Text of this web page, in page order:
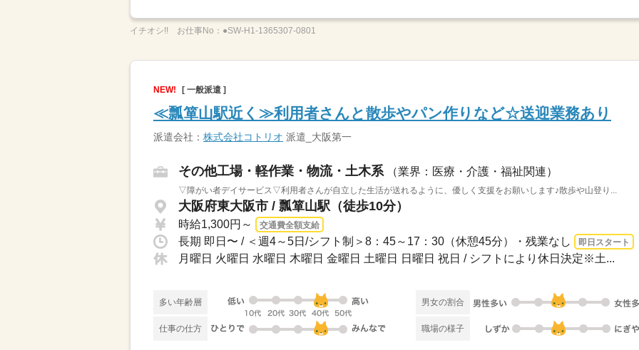
イチオシ!! お仕事No： ●SW-H1-1365307-0801
NEW! [ 一般派遣 ]
≪瓢箪山駅近く≫利用者さんと散歩やパン作りなど☆送迎業務あり
派遣会社： 株式会社コトリオ 派遣_大阪第一
その他工場・軽作業・物流・土木系 （業界：医療・介護・福祉関連）
▽障がい者デイサービス▽利用者さんが自立した生活が送れるように、優しく支援をお願いします♪散歩や山登り...
大阪府東大阪市 / 瓢箪山駅（徒歩10分）
時給1,300円～ 交通費全額支給
長期 即日〜 / ＜週4～5日/シフト制＞8：45～17：30（休憩45分）・残業なし 即日スタート
月曜日 火曜日 水曜日 木曜日 金曜日 土曜日 日曜日 祝日 / シフトにより休日決定※土...
多い年齢層 男女の割合
仕事の仕方 職場の様子